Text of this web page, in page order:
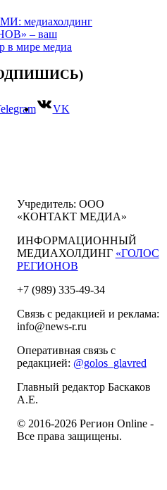
медиахолдинг
– ваш
в мире медиа
VK
Учредитель: ООО
«КОНТАКТ МЕДИА»
ИНФОРМАЦИОННЫЙ
МЕДИАХОЛДИНГ «ГОЛОС
РЕГИОНОВ
+7 (989) 335-49-34
Связь с редакцией и реклама:
info@news-r.ru
Оперативная связь с
редакцией: @golos_glavred
Главный редактор Баскаков
А.Е.
© 2016-2026 Регион Online -
Все права защищены.